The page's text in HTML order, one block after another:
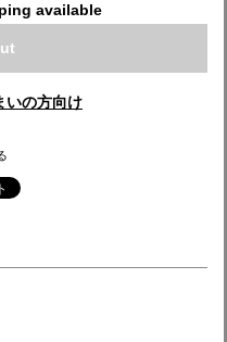
available
いの方向け